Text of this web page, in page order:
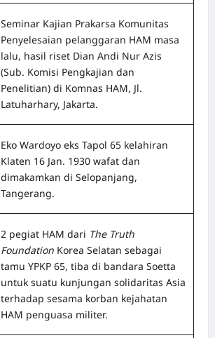
Seminar Kajian Prakarsa Komunitas
Penyelesaian pelanggaran HAM masa
lalu, hasil riset Dian Andi Nur Azis
(Sub. Komisi Pengkajian dan
Penelitian) di Komnas HAM, Jl.
Latuharhary, Jakarta.
Eko Wardoyo eks Tapol 65 kelahiran
Klaten 16 Jan. 1930 wafat dan
dimakamkan di Selopanjang,
Tangerang.
2 pegiat HAM dari The Truth
Foundation Korea Selatan sebagai
tamu YPKP 65, tiba di bandara Soetta
untuk suatu kunjungan solidaritas Asia
terhadap sesama korban kejahatan
HAM penguasa militer.